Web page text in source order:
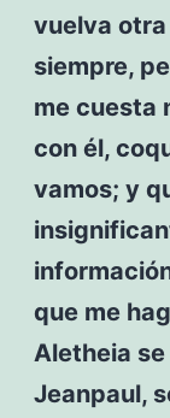
vuelva
siempre,
me cuesta
con él,
vamos; y
que me
Aletheia
Jeanpaul,